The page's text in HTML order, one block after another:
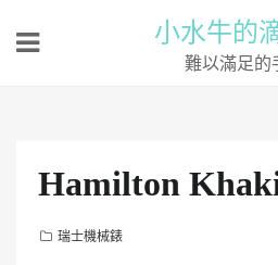
小水牛的
難以滿足的
Hamilton
瑞士機械錶